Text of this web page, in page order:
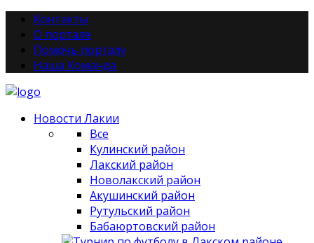
Контакты
О портале
Помочь порталу
Наша Команда
Новости Лакии
Все
Кулинский район
Лакский район
Новолакский район
Акушинский район
Рутульский район
Бабаюртовский район